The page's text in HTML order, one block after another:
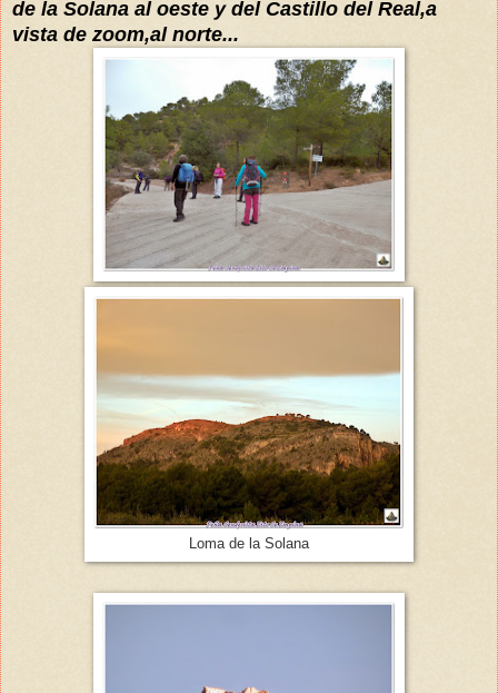
de la Solana al oeste y del Castillo del Real,a
vista de zoom,al norte...
Loma de la Solana